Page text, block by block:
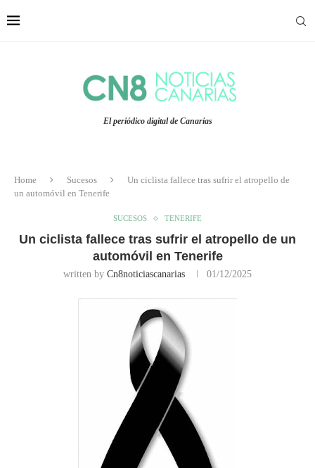
El periódico digital de Canarias
Home Sucesos
Un ciclista fallece tras sufrir el atropello de
un automóvil en Tenerife
SUCESOS TENERIFE
Un ciclista fallece tras sufrir el atropello de un
automóvil en Tenerife
written by Cn8noticiascanarias 01/12/2025